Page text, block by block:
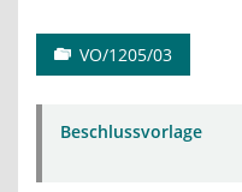
VO/1205/03
Beschlussvorlage